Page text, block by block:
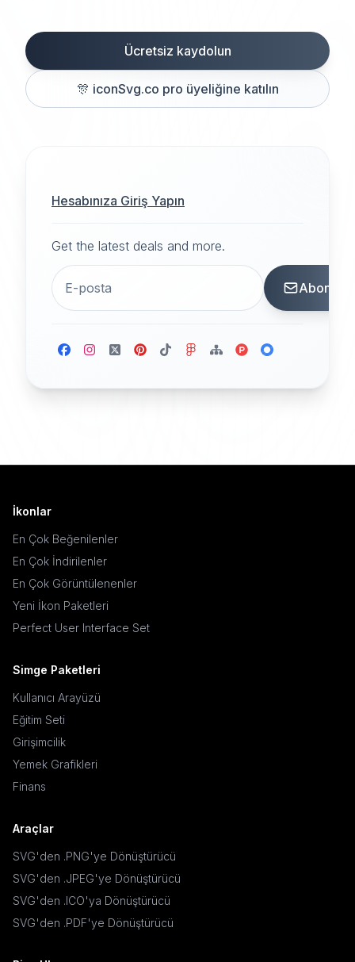
Ücretsiz kaydolun
🎊 iconSvg.co pro üyeliğine katılın
Hesabınıza Giriş Yapın
Get the latest deals and more.
Abone
İkonlar
En Çok Beğenilenler
En Çok İndirilenler
En Çok Görüntülenenler
Yeni İkon Paketleri
Perfect User Interface Set
Simge Paketleri
Kullanıcı Arayüzü
Eğitim Seti
Girişimcilik
Yemek Grafikleri
Finans
Araçlar
SVG'den .PNG'ye Dönüştürücü
SVG'den .JPEG'ye Dönüştürücü
SVG'den .ICO'ya Dönüştürücü
SVG'den .PDF'ye Dönüştürücü